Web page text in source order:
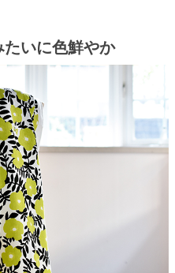
いに色鮮やか